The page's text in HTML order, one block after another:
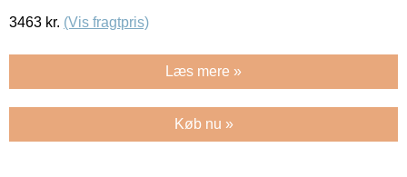
3463 kr. (Vis fragtpris)
Læs mere »
Køb nu »